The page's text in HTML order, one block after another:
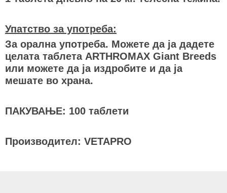
Упатство за употреба:
За орална употреба. Можете да ја дадете
целата таблета ARTHROMAX Giant Breeds
или можете да ја издробите и да ја
мешате во храна.
ПАКУВАЊЕ: 100 таблети
Производител: VETAPRO